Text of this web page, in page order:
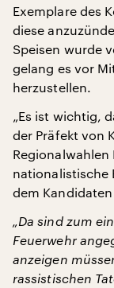
Exemplare des
diese
Speisen wurde
gelang es vor
herzustellen.
„Es ist wichtig,
der Präfekt von
nationalistische
dem
„Da sind zum
Feuerwehr
anzeigen
rassistischen